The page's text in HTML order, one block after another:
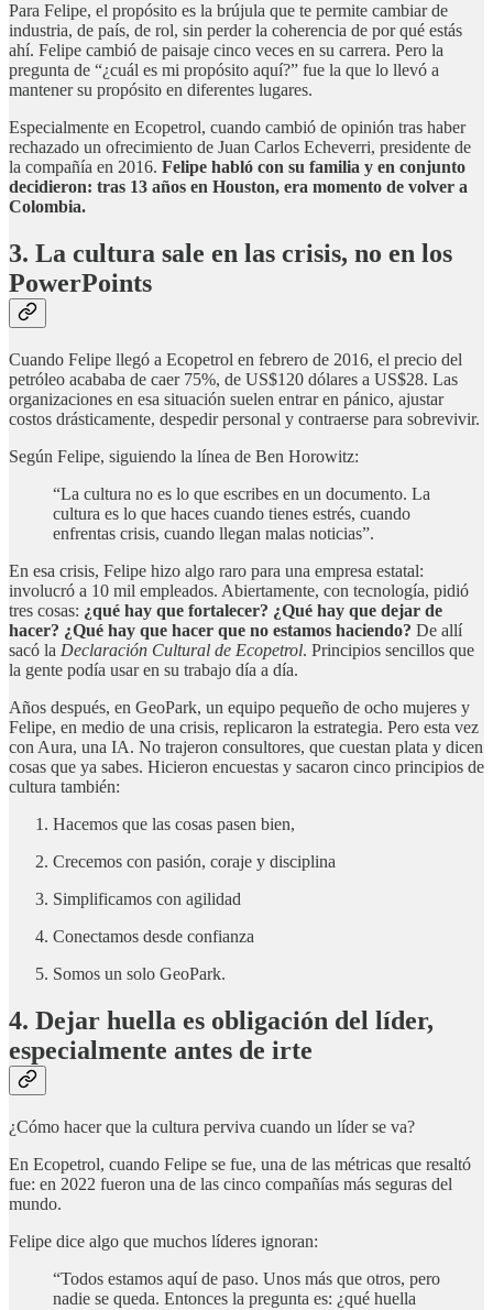
Para Felipe, el propósito es la brújula que te permite cambiar de
industria, de país, de rol, sin perder la coherencia de por qué estás
ahí. Felipe cambió de paisaje cinco veces en su carrera. Pero la
pregunta de “¿cuál es mi propósito aquí?” fue la que lo llevó a
mantener su propósito en diferentes lugares.
Especialmente en Ecopetrol, cuando cambió de opinión tras haber
rechazado un ofrecimiento de Juan Carlos Echeverri, presidente de
la compañía en 2016. Felipe habló con su familia y en conjunto
decidieron: tras 13 años en Houston, era momento de volver a
Colombia.
3. La cultura sale en las crisis, no en los
PowerPoints
Cuando Felipe llegó a Ecopetrol en febrero de 2016, el precio del
petróleo acababa de caer 75%, de US$120 dólares a US$28. Las
organizaciones en esa situación suelen entrar en pánico, ajustar
costos drásticamente, despedir personal y contraerse para sobrevivir.
Según Felipe, siguiendo la línea de Ben Horowitz:
“La cultura no es lo que escribes en un documento. La
cultura es lo que haces cuando tienes estrés, cuando
enfrentas crisis, cuando llegan malas noticias”.
En esa crisis, Felipe hizo algo raro para una empresa estatal:
involucró a 10 mil empleados. Abiertamente, con tecnología, pidió
tres cosas: ¿qué hay que fortalecer? ¿Qué hay que dejar de
hacer? ¿Qué hay que hacer que no estamos haciendo? De allí
sacó la Declaración Cultural de Ecopetrol. Principios sencillos que
la gente podía usar en su trabajo día a día.
Años después, en GeoPark, un equipo pequeño de ocho mujeres y
Felipe, en medio de una crisis, replicaron la estrategia. Pero esta vez
con Aura, una IA. No trajeron consultores, que cuestan plata y dicen
cosas que ya sabes. Hicieron encuestas y sacaron cinco principios de
cultura también:
Hacemos que las cosas pasen bien,
Crecemos con pasión, coraje y disciplina
Simplificamos con agilidad
Conectamos desde confianza
Somos un solo GeoPark.
4. Dejar huella es obligación del líder,
especialmente antes de irte
¿Cómo hacer que la cultura perviva cuando un líder se va?
En Ecopetrol, cuando Felipe se fue, una de las métricas que resaltó
fue: en 2022 fueron una de las cinco compañías más seguras del
mundo.
Felipe dice algo que muchos líderes ignoran:
“Todos estamos aquí de paso. Unos más que otros, pero
nadie se queda. Entonces la pregunta es: ¿qué huella